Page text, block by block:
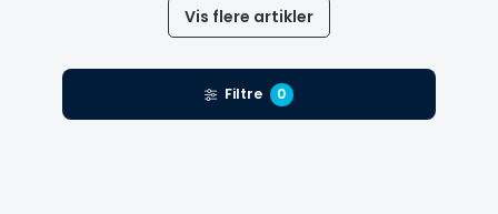
Vis flere artikler
Filtre 0